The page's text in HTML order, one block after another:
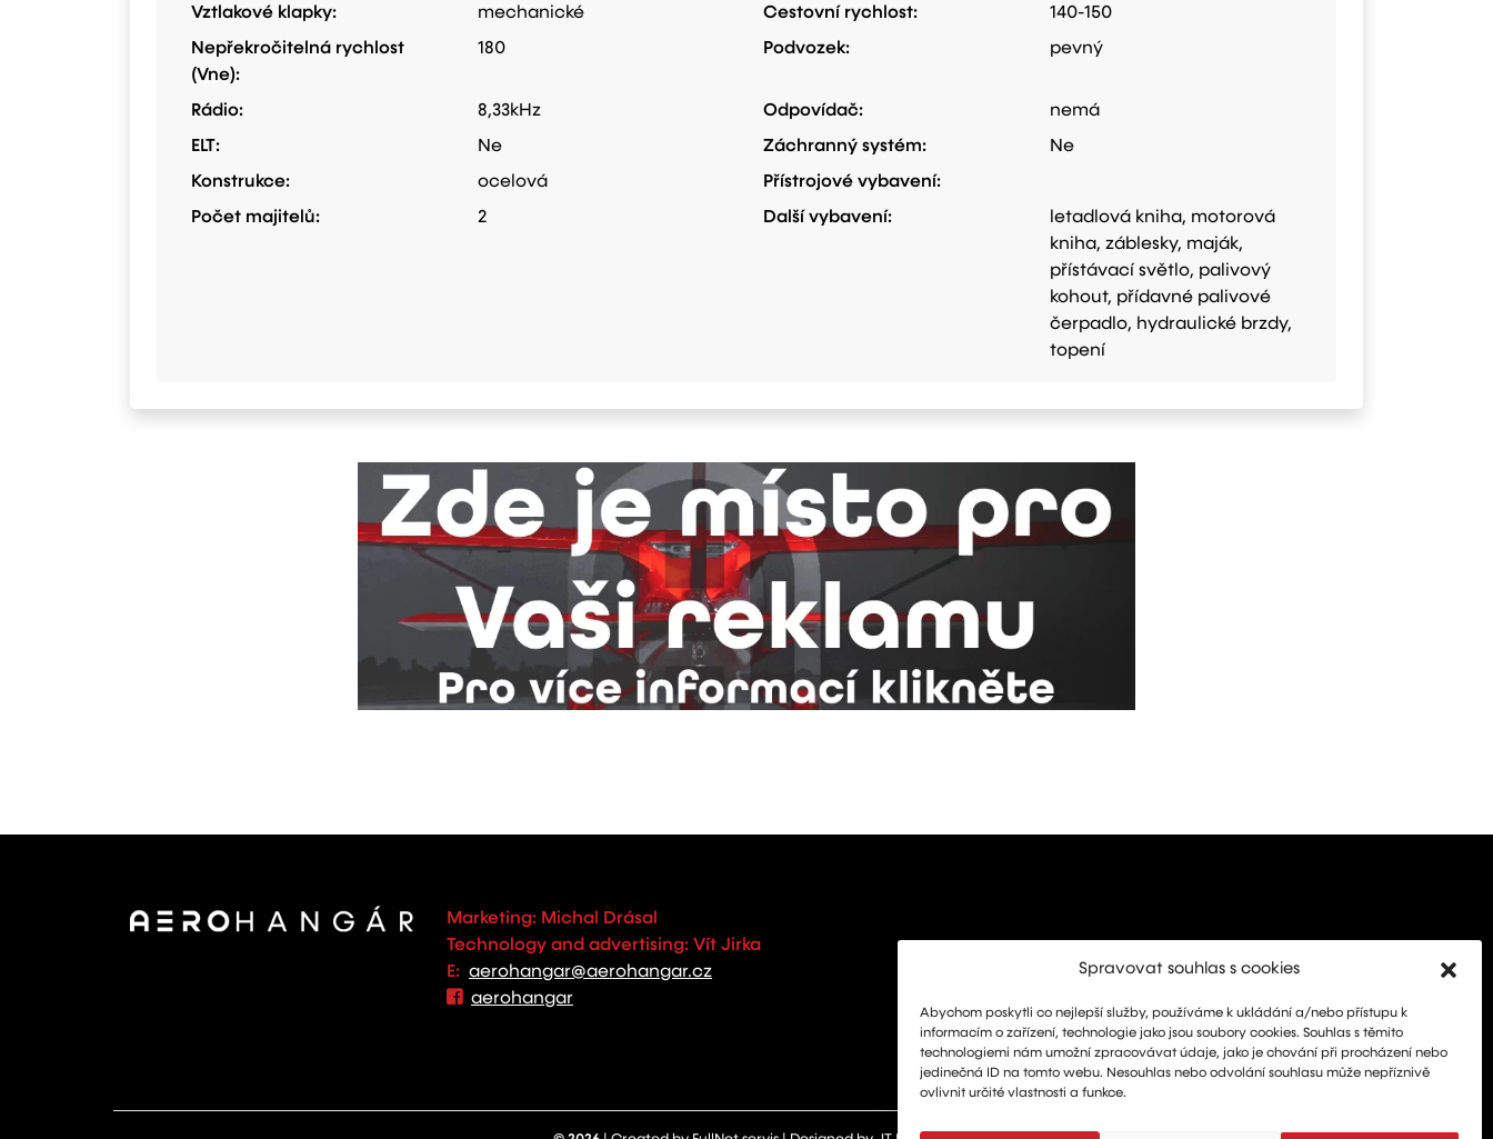
Spravovat souhlas s cookies
Abychom poskytli co nejlepší služby, používáme k ukládání a/nebo přístupu k
informacím o zařízení, technologie jako jsou soubory cookies. Souhlas s těmito
technologiemi nám umožní zpracovávat údaje, jako je chování při procházení nebo
jedinečná ID na tomto webu. Nesouhlas nebo odvolání souhlasu může nepříznivě
ovlivnit určité vlastnosti a funkce.
Vztlakové klapky:
mechanické Cestovní rychlost:
140-150
Nepřekročitelná rychlost
(Vne):
180 Podvozek: pevný
Rádio: 8,33kHz Odpovídač:
nemá
ELT:
Ne Záchranný systém:
Ne
Konstrukce:
ocelová
Přístrojové vybavení:
Počet majitelů:
2 Další vybavení:
letadlová kniha, motorová
kniha, záblesky, maják,
přístávací světlo, palivový
kohout, přídavné palivové
čerpadlo, hydraulické brzdy,
topení
Marketing: Michal Drásal
Technology and advertising: Vít Jirka
E: aerohangar@aerohangar.cz
aerohangar